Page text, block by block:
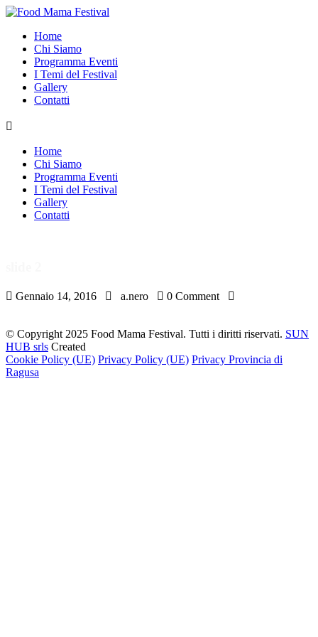
Home
Chi Siamo
Programma Eventi
I Temi del Festival
Gallery
Contatti

Home
Chi Siamo
Programma Eventi
I Temi del Festival
Gallery
Contatti
 Gennaio 14, 2016  a.nero  0 Comment 
© Copyright 2025 Food Mama Festival. Tutti i diritti riservati. SUN
HUB srls Created
Cookie Policy (UE) Privacy Policy (UE) Privacy Provincia di
Ragusa